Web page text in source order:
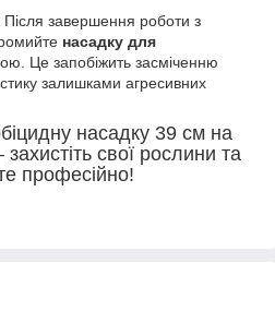
Після завершення роботи з
насадку для
Це запобіжить засміченню
залишками агресивних
насадку 39 см на
свої рослини та
професійно!